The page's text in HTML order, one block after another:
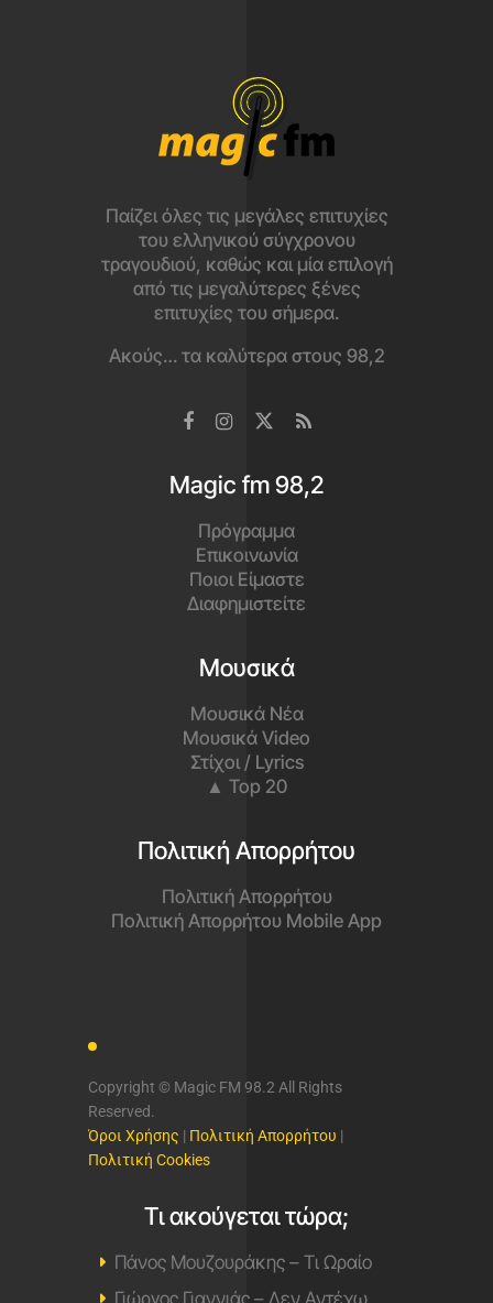
Παίζει όλες τις μεγάλες επιτυχίες
του ελληνικού σύγχρονου
τραγουδιού, καθώς και μία επιλογή
από τις μεγαλύτερες ξένες
επιτυχίες του σήμερα.
Ακούς… τα καλύτερα στους 98,2
Magic fm 98,2
Πρόγραμμα
Επικοινωνία
Ποιοι Είμαστε
Διαφημιστείτε
Μουσικά
Μουσικά Νέα
Μουσικά Video
Στίχοι / Lyrics
▲ Top 20
Πολιτική Απορρήτου
Πολιτική Απορρήτου
Πολιτική Απορρήτου Mobile App
Copyright © Magic FM 98.2 All Rights
Reserved.
Όροι Χρήσης | Πολιτική Απορρήτου |
Πολιτική Cookies
Τι ακούγεται τώρα;
Πάνος Μουζουράκης – Τι Ωραίο
Γιώργος Γιαννιάς – Δεν Αντέχω